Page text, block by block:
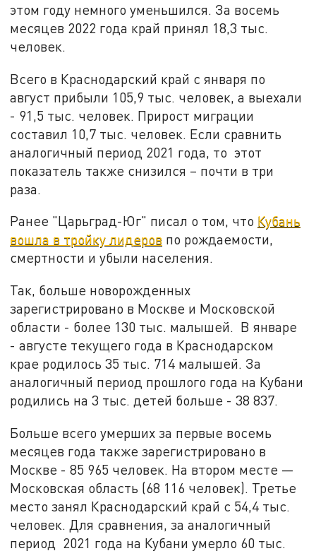
этом году немного уменьшился. За восемь
месяцев 2022 года край принял 18,3 тыс.
человек.
Всего в Краснодарский край с января по
август прибыли 105,9 тыс. человек, а выехали
- 91,5 тыс. человек. Прирост миграции
составил 10,7 тыс. человек. Если сравнить
аналогичный период 2021 года, то этот
показатель также снизился – почти в три
раза.
Ранее "Царьград-Юг" писал о том, что Кубань
вошла в тройку лидеров по рождаемости,
смертности и убыли населения.
Так, больше новорожденных
зарегистрировано в Москве и Московской
области - более 130 тыс. малышей. В январе
- августе текущего года в Краснодарском
крае родилось 35 тыс. 714 малышей. За
аналогичный период прошлого года на Кубани
родились на 3 тыс. детей больше - 38 837.
Больше всего умерших за первые восемь
месяцев года также зарегистрировано в
Москве - 85 965 человек. На втором месте —
Московская область (68 116 человек). Третье
место занял Краснодарский край с 54,4 тыс.
человек. Для сравнения, за аналогичный
период 2021 года на Кубани умерло 60 тыс.